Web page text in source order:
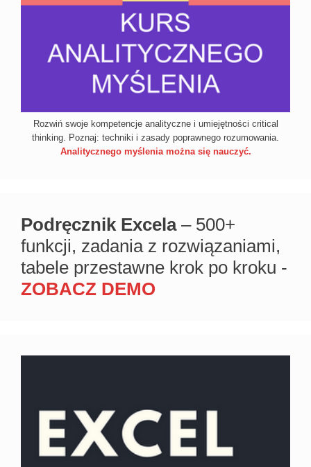
Rozwiń swoje kompetencje analityczne i umiejętności critical
thinking. Poznaj: techniki i zasady poprawnego rozumowania.
Analitycznego myślenia można się nauczyć.
Podręcznik Excela– 500+
funkcji, zadania z rozwiązaniami,
tabele przestawne krok po kroku -
ZOBACZ DEMO